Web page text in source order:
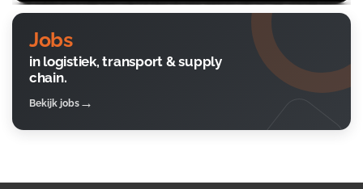
Jobs
in logistiek, transport & supply
chain.
Bekijk jobs